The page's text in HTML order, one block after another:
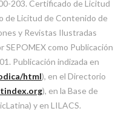
203. Certificado de Licitud
de Licitud de Contenido de
y Revistas Ilustradas
SEPOMEX como Publicación
Publicación indizada en
html), en el Directorio
), en la Base de
y en LILACS.